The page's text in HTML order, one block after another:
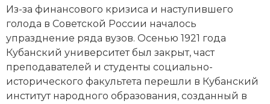
Южная Америка
Из-за финансового кризиса и наступившего
голода в Советской России началось
упразднение ряда вузов. Осенью 1921 года
Кубанский университет был закрыт, част
преподавателей и студенты социально-
исторического факультета перешли в Кубанский
институт народного образования, созданный в